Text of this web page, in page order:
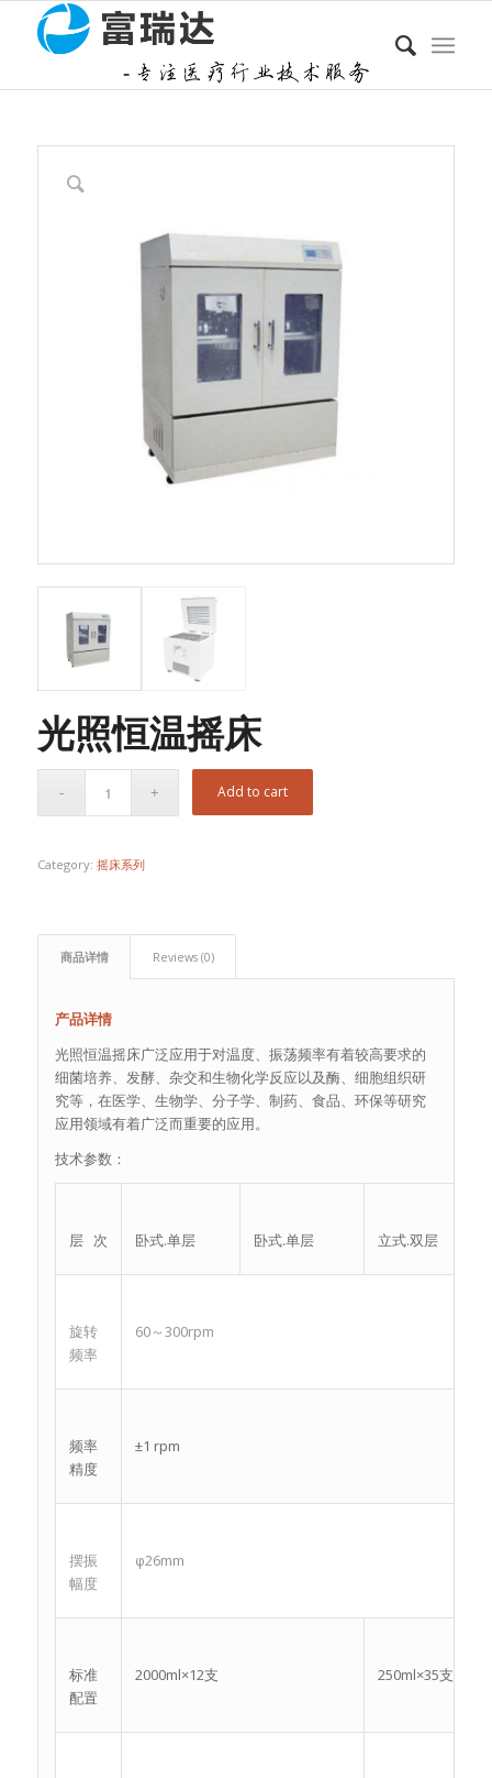
光照恒温摇床
Add to cart
Category: 摇床系列
商品详情 Reviews (0)
产品详情
光照恒温摇床广泛应用于对温度、振荡频率有着较高要求的
细菌培养、发酵、杂交和生物化学反应以及酶、细胞组织研
究等，在医学、生物学、分子学、制药、食品、环保等研究
应用领域有着广泛而重要的应用。
技术参数：
层 次 卧式.单层 卧式.单层 立式.双层
旋转
频率
60～300rpm
频率
精度
±1 rpm
摆振
幅度
φ26mm
标准
配置
2000ml×12支 250ml×35支